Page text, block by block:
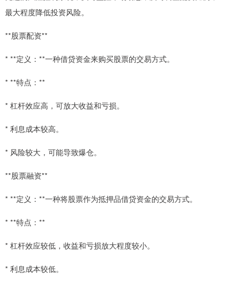
最大程度降低投资风险。
**股票配资**
* **定义：**一种借贷资金来购买股票的交易方式。
* **特点：**
* 杠杆效应高，可放大收益和亏损。
* 利息成本较高。
* 风险较大，可能导致爆仓。
**股票融资**
* **定义：**一种将股票作为抵押品借贷资金的交易方式。
* **特点：**
* 杠杆效应较低，收益和亏损放大程度较小。
* 利息成本较低。